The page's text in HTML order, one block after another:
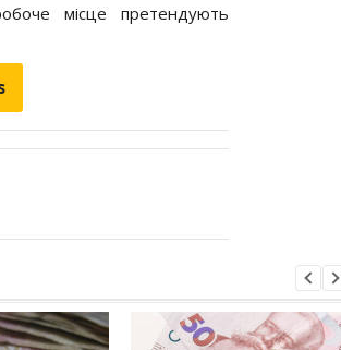
місце претендують